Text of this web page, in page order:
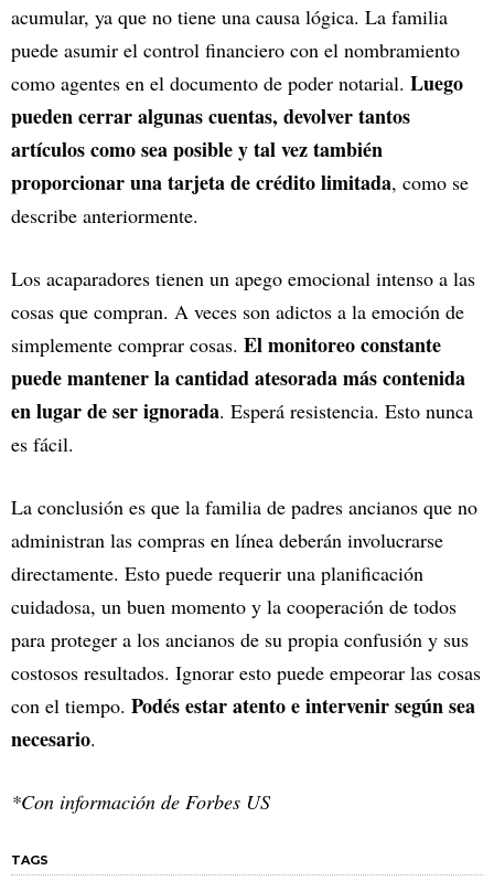
acumular, ya que no tiene una causa lógica. La familia
puede asumir el control financiero con el nombramiento
como agentes en el documento de poder notarial. Luego
pueden cerrar algunas cuentas, devolver tantos
artículos como sea posible y tal vez también
proporcionar una tarjeta de crédito limitada, como se
describe anteriormente.
Los acaparadores tienen un apego emocional intenso a las
cosas que compran. A veces son adictos a la emoción de
simplemente comprar cosas. El monitoreo constante
puede mantener la cantidad atesorada más contenida
en lugar de ser ignorada. Esperá resistencia. Esto nunca
es fácil.
La conclusión es que la familia de padres ancianos que no
administran las compras en línea deberán involucrarse
directamente. Esto puede requerir una planificación
cuidadosa, un buen momento y la cooperación de todos
para proteger a los ancianos de su propia confusión y sus
costosos resultados. Ignorar esto puede empeorar las cosas
con el tiempo. Podés estar atento e intervenir según sea
necesario.
*Con información de Forbes US
TAGS